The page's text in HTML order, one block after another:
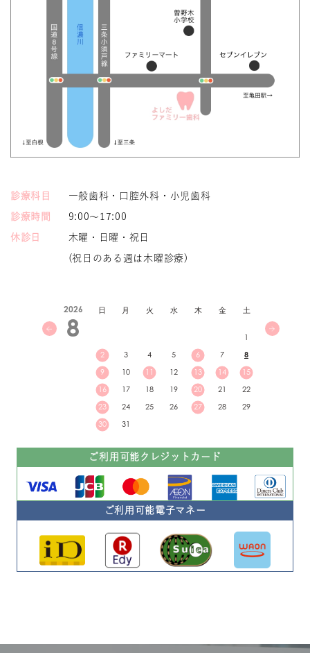
診療科目 一般歯科・口腔外科・小児歯科
診療時間 9:00～17:00
休診日 木曜・日曜・祝日
(祝日のある週は木曜診療)
2026
8
日 月 火 水 木 金 土
1
2
3 4 5 6 7
8
9
10 11 12 13 14
15
16
17 18 19 20 21
22
23
24 25 26 27 28
29
30
31
ご利用可能クレジットカード
ご利用可能電子マネー